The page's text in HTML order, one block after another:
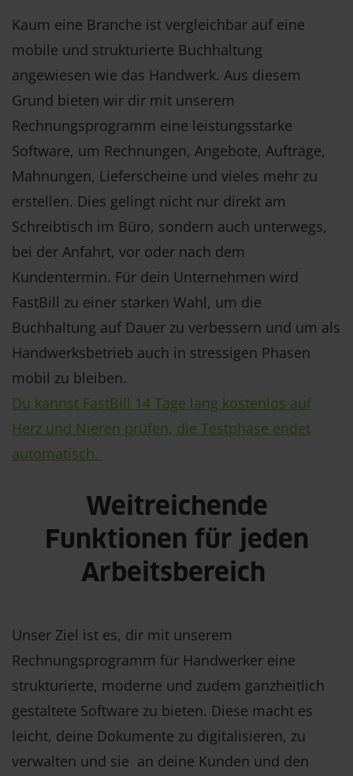
Kaum eine Branche ist vergleichbar auf eine
mobile und strukturierte Buchhaltung
angewiesen wie das Handwerk. Aus diesem
Grund bieten wir dir mit unserem
Rechnungsprogramm eine leistungsstarke
Software, um Rechnungen, Angebote, Aufträge,
Mahnungen, Lieferscheine und vieles mehr zu
erstellen. Dies gelingt nicht nur direkt am
Schreibtisch im Büro, sondern auch unterwegs,
bei der Anfahrt, vor oder nach dem
Kundentermin. Für dein Unternehmen wird
FastBill zu einer starken Wahl, um die
Buchhaltung auf Dauer zu verbessern und um als
Handwerksbetrieb auch in stressigen Phasen
mobil zu bleiben.
Du kannst FastBill 14 Tage lang kostenlos auf
Herz und Nieren prüfen, die Testphase endet
automatisch.
Weitreichende
Funktionen für jeden
Arbeitsbereich
Unser Ziel ist es, dir mit unserem
Rechnungsprogramm für Handwerker eine
strukturierte, moderne und zudem ganzheitlich
gestaltete Software zu bieten. Diese macht es
leicht, deine Dokumente zu digitalisieren, zu
verwalten und sie an deine Kunden und den